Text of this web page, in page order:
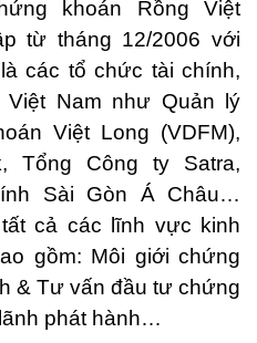
khoán Rồng Việt
từ tháng 12/2006 với
các tổ chức tài chính,
Nam như Quản lý
Việt Long (VDFM),
Tổng Công ty Satra,
Sài Gòn Á Châu…
cả các lĩnh vực kinh
gồm: Môi giới chứng
& Tư vấn đầu tư chứng
phát hành…